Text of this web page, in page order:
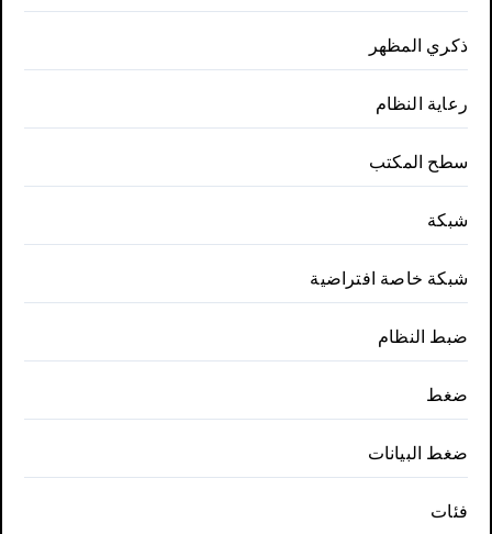
ذكري المظهر
رعاية النظام
سطح المكتب
شبكة
شبكة خاصة افتراضية
ضبط النظام
ضغط
ضغط البيانات
فئات